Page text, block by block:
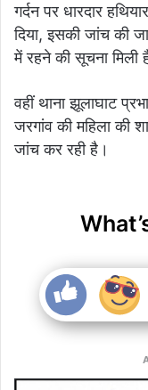
गर्दन पर धारदार
दिया, इसकी जांच की
में रहने की सूचना मिली
वहीं थाना झूलाघाट
जरगांव की महिला की
जांच कर रही है।